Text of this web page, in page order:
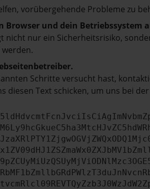
vorübergehende Probleme zu
Browser und dein Betriebssystem
nicht nur ein Sicherheitsrisiko,
Schritte versucht hast,
diesen Text schicken, um uns bei